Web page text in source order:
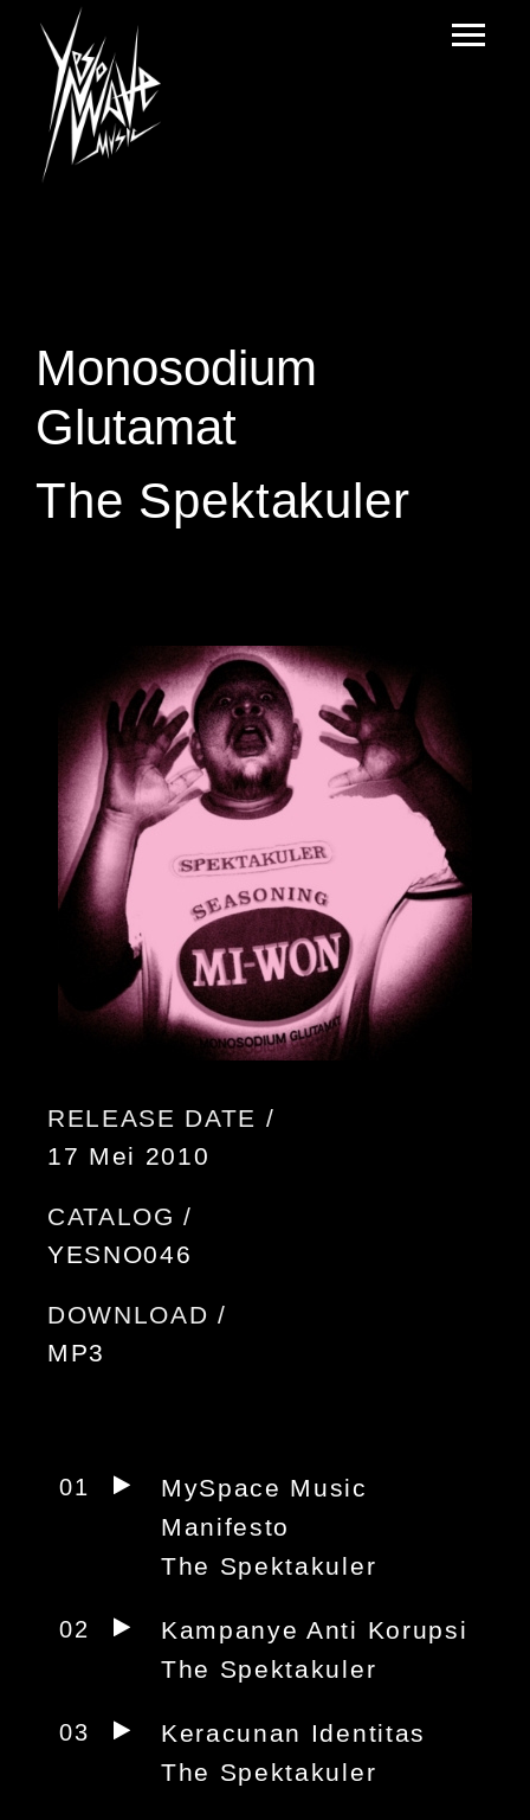
Monosodium
Glutamat
The Spektakuler
RELEASE DATE /
17 Mei 2010
CATALOG /
YESNO046
DOWNLOAD /
MP3
01
MySpace Music
Manifesto
The Spektakuler
02
Kampanye Anti Korupsi
The Spektakuler
03
Keracunan Identitas
The Spektakuler